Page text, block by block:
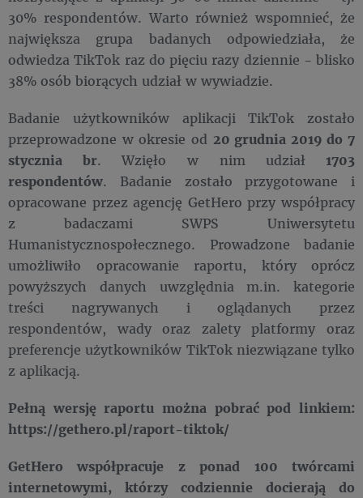
30% respondentów. Warto również wspomnieć, że
największa grupa badanych odpowiedziała, że
odwiedza TikTok raz do pięciu razy dziennie - blisko
38% osób biorących udział w wywiadzie.
Badanie użytkowników aplikacji TikTok zostało
przeprowadzone w okresie od 20 grudnia 2019 do 7
stycznia br. Wzięło w nim udział 1703
respondentów. Badanie zostało przygotowane i
opracowane przez agencję GetHero przy współpracy
z badaczami SWPS Uniwersytetu
Humanistycznospołecznego. Prowadzone badanie
umożliwiło opracowanie raportu, który oprócz
powyższych danych uwzględnia m.in. kategorie
treści nagrywanych i oglądanych przez
respondentów, wady oraz zalety platformy oraz
preferencje użytkowników TikTok niezwiązane tylko
z aplikacją.
Pełną wersję raportu można pobrać pod linkiem:
https://gethero.pl/raport-tiktok/
GetHero współpracuje z ponad 100 twórcami
internetowymi, którzy codziennie docierają do